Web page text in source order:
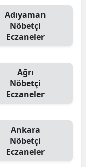
Adıyaman
Nöbetçi
Eczaneler
Ağrı
Nöbetçi
Eczaneler
Ankara
Nöbetçi
Eczaneler